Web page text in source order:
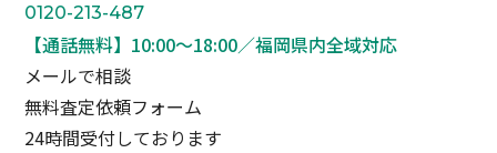
0120-213-487
【通話無料】10:00〜18:00／福岡県内全域対応
メールで相談
無料査定依頼フォーム
24時間受付しております